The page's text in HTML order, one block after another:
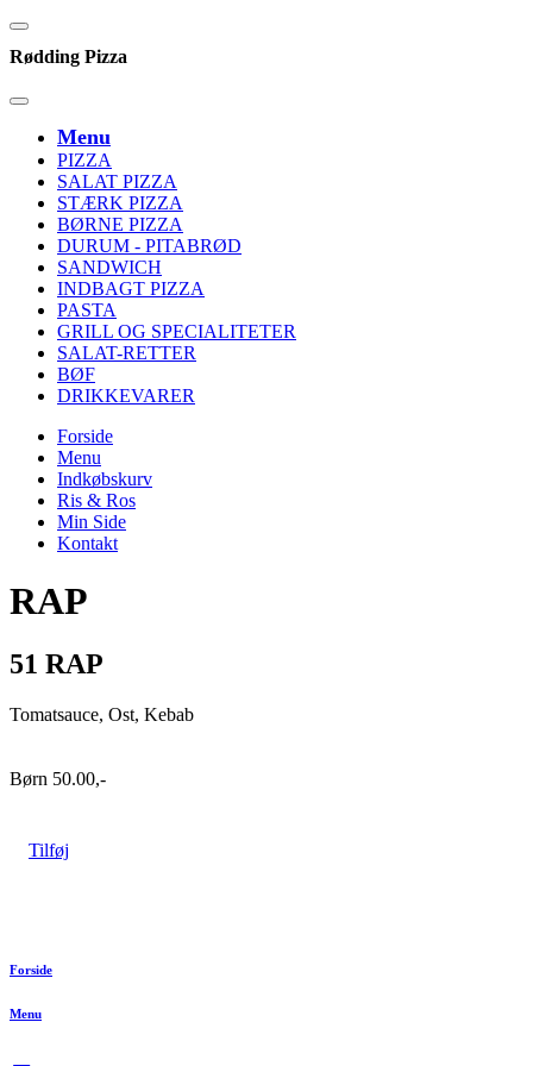
Rødding Pizza
Menu
PIZZA
SALAT PIZZA
STÆRK PIZZA
BØRNE PIZZA
DURUM - PITABRØD
SANDWICH
INDBAGT PIZZA
PASTA
GRILL OG SPECIALITETER
SALAT-RETTER
BØF
DRIKKEVARER
Forside
Menu
Indkøbskurv
Ris & Ros
Min Side
Kontakt
RAP
51 RAP
Tomatsauce, Ost, Kebab
Børn 50.00,-
Tilføj
Forside
Menu